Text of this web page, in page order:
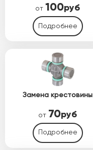
от 100руб
Подробнее
Замена крестовины
от 70руб
Подробнее